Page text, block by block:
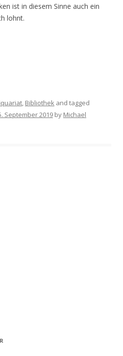
ist in diesem Sinne auch ein
lohnt.
, Bibliothek and tagged
September 2019 by Michael